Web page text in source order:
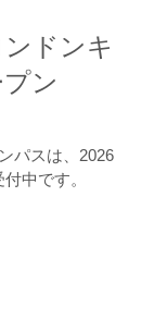
ドンキ
ン
パスは、2026
中です。